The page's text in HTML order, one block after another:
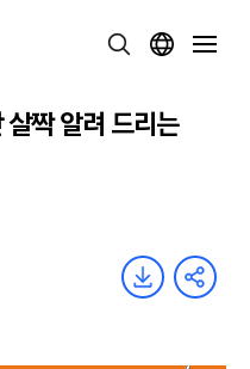
짝 알려 드리는